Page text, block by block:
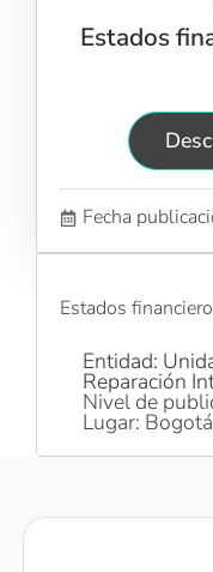
Estados
Fecha
Estados
Entidad:
Reparación
Nivel de
Lugar: